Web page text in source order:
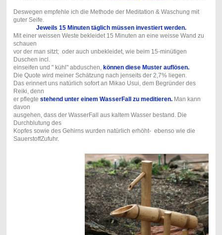
Deswegen empfehle ich die Methode der Meditation & Waschung mit
guter Seife.
Jeweils 15 Minuten täglich müssen investiert werden.
Mit einer weissen Weste bekleidet 15 Minuten an eine weisse Wand zu
schauen
vor der man sitzt; oder auch unbekleidet, wie beim 15-minütigen
Duschen incl.
einseifen und " kühl" abduschen, können diese Muster auflösen.
Die Quote wird meiner Schätzung nach jenseits der 2,7% liegen.
Das erinnert uns natürlich sofort an Mikao Usui, dem Begründer des
Reiki, denn
er pflegte stehend unter einem WasserFall zu meditieren.Man kann
davon
ausgehen, dass der WasserFall aus kaltem Wasser bestand. Die
Durchblutung des
Kopfes sowie des Gehirns wurden natürlich erhöht- ebenso wie die
SauerstoffZufuhr.